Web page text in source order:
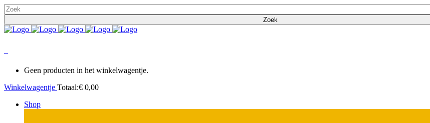
Geen producten in het winkelwagentje.
Winkelwagentje Totaal:€ 0,00
Shop